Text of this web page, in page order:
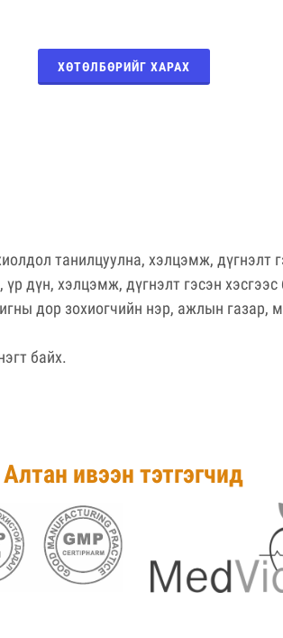
ХӨТӨЛБӨРИЙГ ХАРАХ
танилцуулна, хэлцэмж, дүгнэлт
дүн, хэлцэмж, дүгнэлт гэсэн хэсгээс
дор зохиогчийн нэр, ажлын газар,
байх.
Алтан ивээн тэтгэгчид